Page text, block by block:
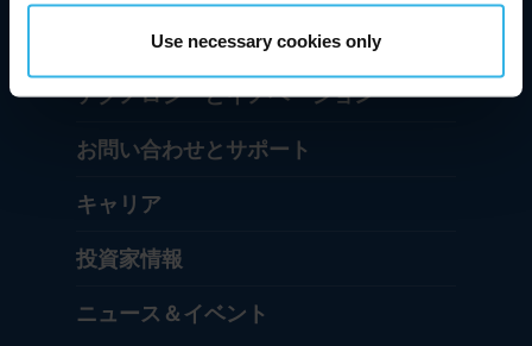
Use necessary cookies only
会社概要
テクノロジーとイノベーション
お問い合わせとサポート
キャリア
投資家情報
ニュース＆イベント